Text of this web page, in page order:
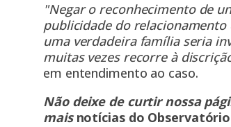
"Negar o reconhecimento de
publicidade do
uma verdadeira família seria
muitas vezes recorre à
em entendimento ao caso.
Não deixe de curtir nossa
mais notícias do Observatório